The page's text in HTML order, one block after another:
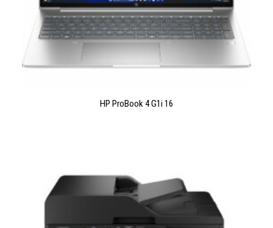
LIRE LA SUITE
HP ProBook 4 G1i 16